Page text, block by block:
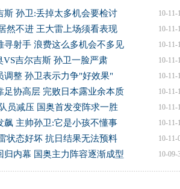
10-11-
斯 孙卫:丢掉太多机会要检讨
10-11-
然不进 王大雷上场须看表现
10-11-
寻射手 浪费这么多机会不多见
10-11-
VS吉尔吉斯 孙卫一脸严肃
10-11-
调整 孙卫表示力争"好效果"
10-11-
足协高层 完败日本露业余本质
10-11-
员减压 国奥首发变阵求一胜
10-11-
飙 主帅孙卫:它是小孩不懂事
10-11-
状态好坏 抗日结果无法预料
10-09-
归内幕 国奥主力阵容逐渐成型